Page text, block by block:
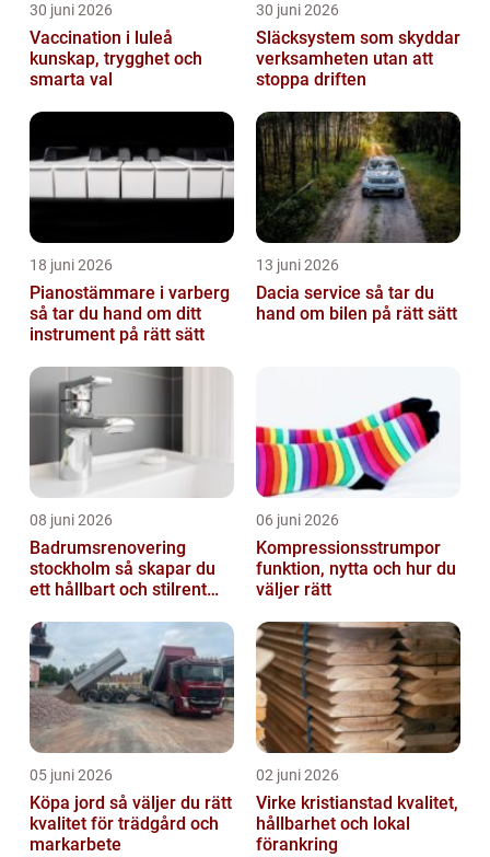
30 juni 2026
Vaccination i luleå
kunskap, trygghet och
smarta val
30 juni 2026
Släcksystem som skyddar
verksamheten utan att
stoppa driften
18 juni 2026
Pianostämmare i varberg
så tar du hand om ditt
instrument på rätt sätt
13 juni 2026
Dacia service så tar du
hand om bilen på rätt sätt
08 juni 2026
Badrumsrenovering
stockholm så skapar du
ett hållbart och stilrent
06 juni 2026
Kompressionsstrumpor
funktion, nytta och hur du
väljer rätt
05 juni 2026
Köpa jord så väljer du rätt
kvalitet för trädgård och
markarbete
02 juni 2026
Virke kristianstad kvalitet,
hållbarhet och lokal
förankring